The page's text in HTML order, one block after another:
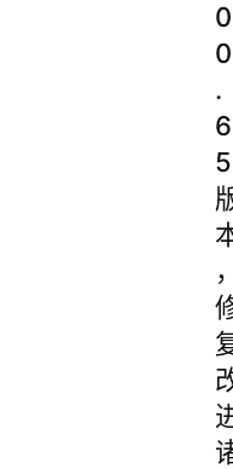
0
0
.
6
5